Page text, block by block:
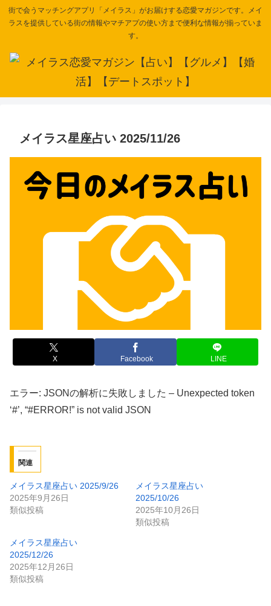
街で会うマッチングアプリ「メイラス」がお届けする恋愛マガジンです。メイ
ラスを提供している街の情報やマチアプの使い方まで便利な情報が揃っていま
す。
メイラス星座占い 2025/11/26
X Facebook LINE
エラー: JSONの解析に失敗しました – Unexpected token
‘#’, “#ERROR!” is not valid JSON
関連
メイラス星座占い 2025/9/26
2025年9月26日
類似投稿
メイラス星座占い
2025/10/26
2025年10月26日
類似投稿
メイラス星座占い
2025/12/26
2025年12月26日
類似投稿